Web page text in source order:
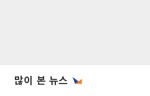
많이 본 뉴스